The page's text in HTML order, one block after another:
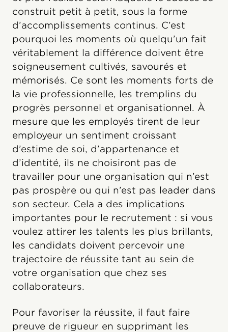
construit petit à petit, sous la forme
d’accomplissements continus. C’est
pourquoi les moments où quelqu’un fait
véritablement la différence doivent être
soigneusement cultivés, savourés et
mémorisés. Ce sont les moments forts de
la vie professionnelle, les tremplins du
progrès personnel et organisationnel. À
mesure que les employés tirent de leur
employeur un sentiment croissant
d’estime de soi, d’appartenance et
d’identité, ils ne choisiront pas de
travailler pour une organisation qui n’est
pas prospère ou qui n’est pas leader dans
son secteur. Cela a des implications
importantes pour le recrutement : si vous
voulez attirer les talents les plus brillants,
les candidats doivent percevoir une
trajectoire de réussite tant au sein de
votre organisation que chez ses
collaborateurs.
Pour favoriser la réussite, il faut faire
preuve de rigueur en supprimant les